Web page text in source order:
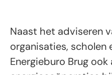
Naast het adviseren
organisaties, scholen
Energieburo Brug